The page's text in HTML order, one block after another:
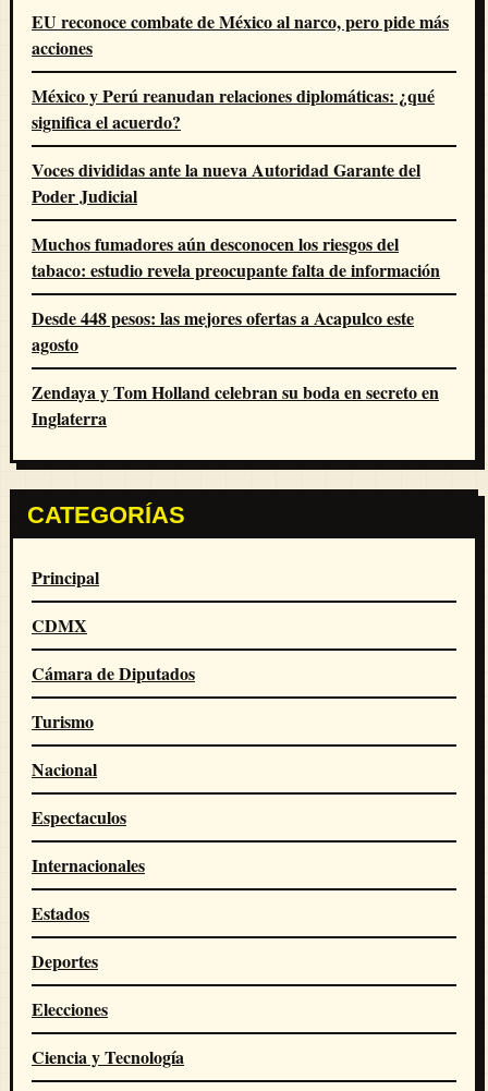
EU reconoce combate de México al narco, pero pide más
acciones
México y Perú reanudan relaciones diplomáticas: ¿qué
significa el acuerdo?
Voces divididas ante la nueva Autoridad Garante del
Poder Judicial
Muchos fumadores aún desconocen los riesgos del
tabaco: estudio revela preocupante falta de información
Desde 448 pesos: las mejores ofertas a Acapulco este
agosto
Zendaya y Tom Holland celebran su boda en secreto en
Inglaterra
CATEGORÍAS
Principal
CDMX
Cámara de Diputados
Turismo
Nacional
Espectaculos
Internacionales
Estados
Deportes
Elecciones
Ciencia y Tecnología